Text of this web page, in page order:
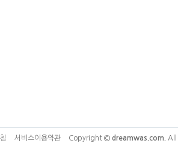
서비스이용약관 Copyright © dreamwas.com. All